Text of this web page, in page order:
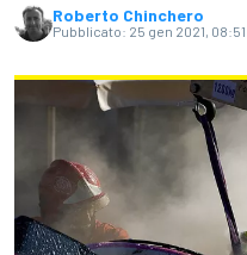
Roberto Chinchero
Pubblicato: 25 gen 2021, 08:51